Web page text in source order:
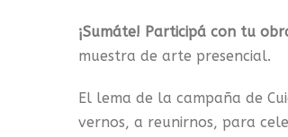
¡Sumáte! Participá con tu
muestra de arte presencial.
El lema de la campaña de
vernos, a reunirnos, para